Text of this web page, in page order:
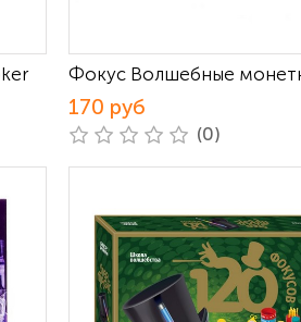
Фокус Волшебные
170 руб
(0)